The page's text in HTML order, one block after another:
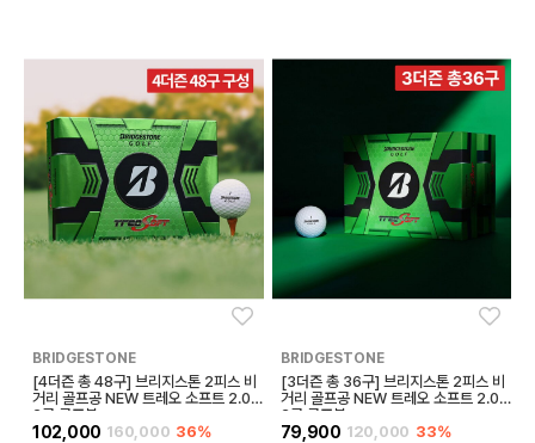
BRIDGESTONE
[4더즌 총 48구] 브리지스톤 2피스 비
거리 골프공 NEW 트레오 소프트 2.0 1
2구 골프볼
102,000 160,000 36%
BRIDGESTONE
[3더즌 총 36구] 브리지스톤 2피스 비
거리 골프공 NEW 트레오 소프트 2.0 1
2구 골프볼
79,900 120,000 33%